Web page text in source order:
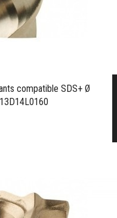
compatible SDS+ Ø